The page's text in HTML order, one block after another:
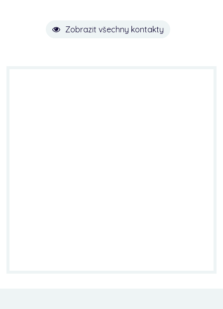
Zobrazit všechny kontakty